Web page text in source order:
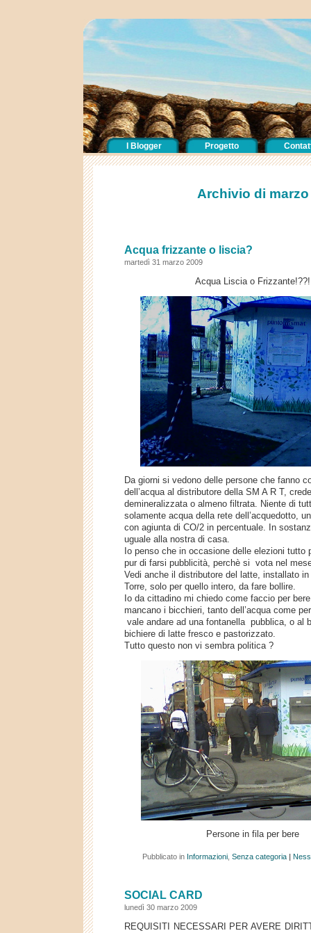
I Blogger Progetto
Archivio di marzo
Acqua frizzante o liscia?
martedì 31 marzo 2009
Acqua Liscia o Frizzante!??!
Da giorni si vedono delle persone che fanno
dell’acqua al distributore della SM A R T,
demineralizzata o almeno filtrata. Niente di
solamente acqua della rete dell’acquedotto,
con agiunta di CO/2 in percentuale. In
uguale alla nostra di casa.
Io penso che in occasione delle elezioni tutto
pur di farsi pubblicità, perchè si vota nel
Vedi anche il distributore del latte, installato
Torre, solo per quello intero, da fare bollire.
Io da cittadino mi chiedo come faccio per
mancano i bicchieri, tanto dell’acqua come
vale andare ad una fontanella pubblica, o al
bichiere di latte fresco e pastorizzato.
Tutto questo non vi sembra politica ?
Persone in fila per bere
Pubblicato in Informazioni Senza categoria |
SOCIAL CARD
lunedì 30 marzo 2009
REQUISITI NECESSARI PER AVERE